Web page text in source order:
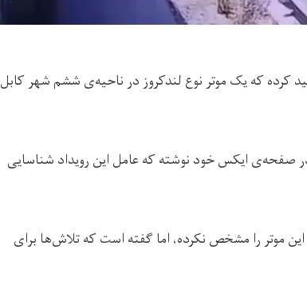
کرده که یک موتر نوع لندکروز در ناحیه‌ی ششم شهر کابل
۲۱ جوزا) با نشر پستی در صفحه‌ی ایکس خود نوشته که عامل این رویداد شناسایی
موتر را مشخص نکرده، اما گفته است که تلاش‌‌ها برای